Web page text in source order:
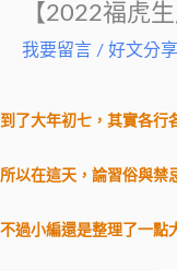
【2022福虎
我要留言 / 好文分享
到了大年初七，其實各行
所以在這天，論習俗與禁
不過小編還是整理了一點